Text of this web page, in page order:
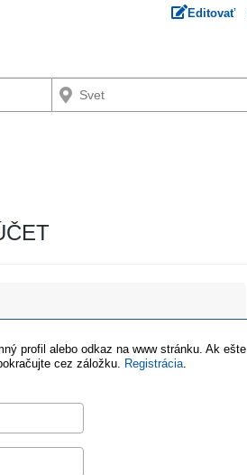
Editovať
profil alebo odkaz na www stránku. Ak ešte
cez záložku.
Registrácia